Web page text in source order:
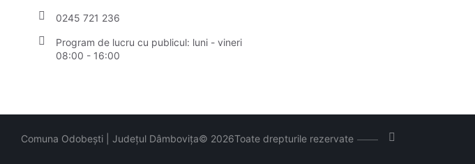
0245 721 236
Program de lucru cu publicul: luni - vineri
08:00 - 16:00
Comuna Odobești | Județul Dâmbovița© 2026Toate drepturile rezervate